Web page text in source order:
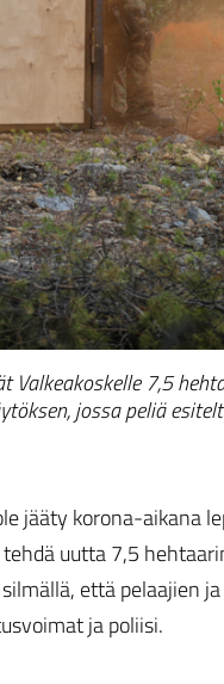
Valkeakoskelle 7,5
jossa peliä
jääty korona-aikana
uutta 7,5
että pelaajien
ja poliisi.